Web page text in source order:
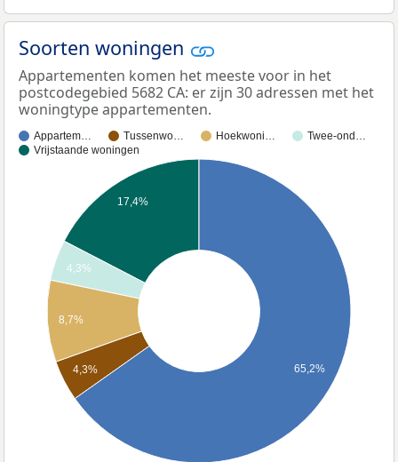
Soorten woningen
Appartementen komen het meeste voor in het
postcodegebied 5682 CA: er zijn 30 adressen met het
woningtype appartementen.
Appartem… Tussenwo… Hoekwoni…
Twee-ond…
Vrijstaande woningen
17,4%
4,3%
8,7%
4,3% 65,2%